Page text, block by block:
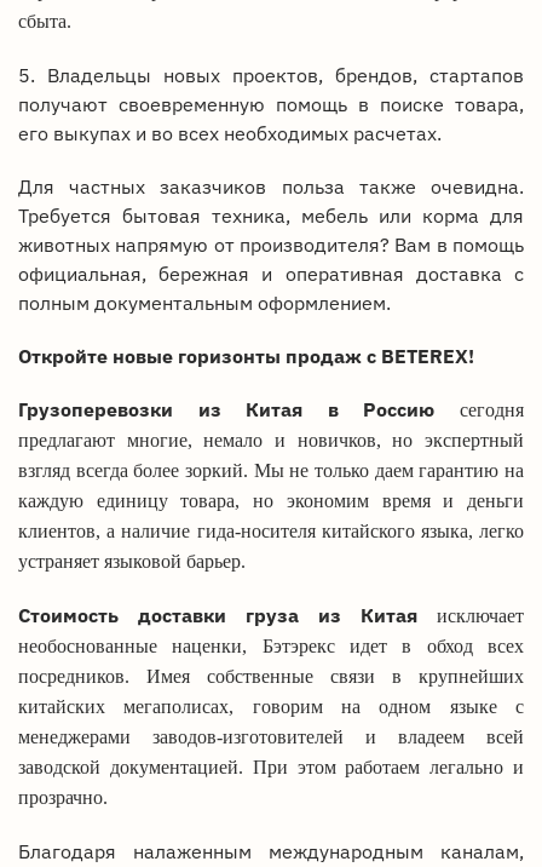
сбыта.
5. Владельцы новых проектов, брендов, стартапов
получают своевременную помощь в поиске товара,
его выкупах и во всех необходимых расчетах.
Для частных заказчиков польза также очевидна.
Требуется бытовая техника, мебель или корма для
животных напрямую от производителя? Вам в помощь
официальная, бережная и оперативная доставка с
полным документальным оформлением.
Откройте новые горизонты продаж с BETEREX!
Грузоперевозки из Китая в Россию
сегодня
предлагают многие, немало и новичков, но экспертный
взгляд всегда более зоркий. Мы не только даем гарантию на
каждую единицу товара, но экономим время и деньги
клиентов, а наличие гида-носителя китайского языка, легко
устраняет языковой барьер.
Стоимость доставки груза из Китая
исключает
необоснованные наценки, Бэтэрекс идет в обход всех
посредников. Имея собственные связи в крупнейших
китайских мегаполисах, говорим на одном языке с
менеджерами заводов-изготовителей и владеем всей
заводской документацией. При этом работаем легально и
прозрачно.
Благодаря налаженным международным каналам,